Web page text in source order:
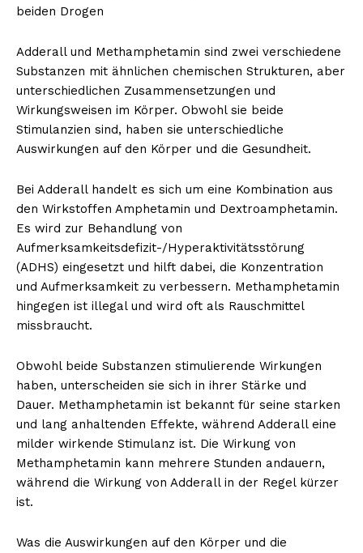
beiden Drogen
Adderall und Methamphetamin sind zwei verschiedene
Substanzen mit ähnlichen chemischen Strukturen, aber
unterschiedlichen Zusammensetzungen und
Wirkungsweisen im Körper. Obwohl sie beide
Stimulanzien sind, haben sie unterschiedliche
Auswirkungen auf den Körper und die Gesundheit.
Bei Adderall handelt es sich um eine Kombination aus
den Wirkstoffen Amphetamin und Dextroamphetamin.
Es wird zur Behandlung von
Aufmerksamkeitsdefizit-/Hyperaktivitätsstörung
(ADHS) eingesetzt und hilft dabei, die Konzentration
und Aufmerksamkeit zu verbessern. Methamphetamin
hingegen ist illegal und wird oft als Rauschmittel
missbraucht.
Obwohl beide Substanzen stimulierende Wirkungen
haben, unterscheiden sie sich in ihrer Stärke und
Dauer. Methamphetamin ist bekannt für seine starken
und lang anhaltenden Effekte, während Adderall eine
milder wirkende Stimulanz ist. Die Wirkung von
Methamphetamin kann mehrere Stunden andauern,
während die Wirkung von Adderall in der Regel kürzer
ist.
Was die Auswirkungen auf den Körper und die